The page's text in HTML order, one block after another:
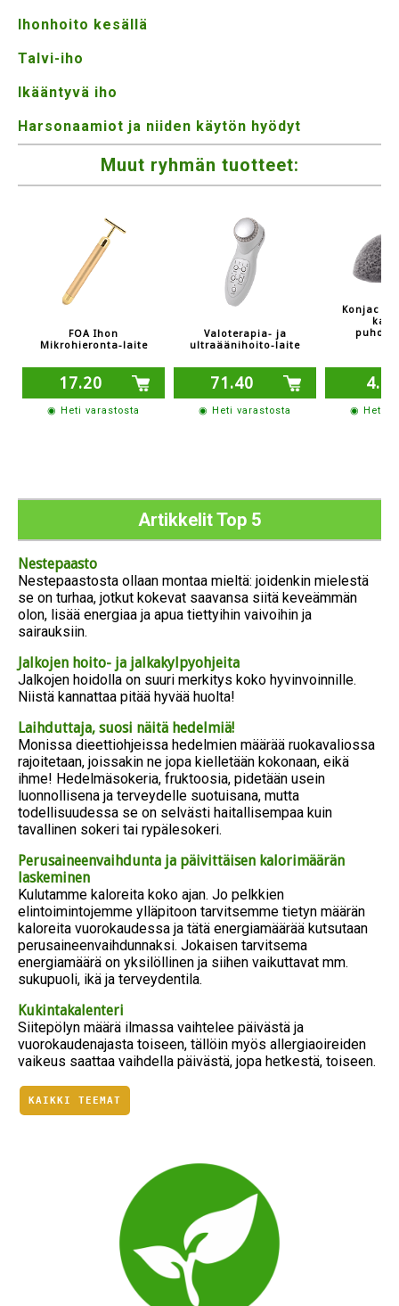
Ihonhoito kesällä
Talvi-iho
Ikääntyvä iho
Harsonaamiot ja niiden käytön hyödyt
Muut ryhmän tuotteet:
FOA Ihon
Mikrohieronta-laite
17.20
◉ Heti varastosta
Valoterapia- ja
ultraäänihoito-laite
71.40
◉ Heti varastosta
Konjac
4.20
◉ Heti
Artikkelit Top 5
Nestepaasto
Nestepaastosta ollaan montaa mieltä: joidenkin mielestä
se on turhaa, jotkut kokevat saavansa siitä keveämmän
olon, lisää energiaa ja apua tiettyihin vaivoihin ja
sairauksiin.
Jalkojen hoito- ja jalkakylpyohjeita
Jalkojen hoidolla on suuri merkitys koko hyvinvoinnille.
Niistä kannattaa pitää hyvää huolta!
Laihduttaja, suosi näitä hedelmiä!
Monissa dieettiohjeissa hedelmien määrää ruokavaliossa
rajoitetaan, joissakin ne jopa kielletään kokonaan, eikä
ihme! Hedelmäsokeria, fruktoosia, pidetään usein
luonnollisena ja terveydelle suotuisana, mutta
todellisuudessa se on selvästi haitallisempaa kuin
tavallinen sokeri tai rypälesokeri.
Perusaineenvaihdunta ja päivittäisen kalorimäärän
laskeminen
Kulutamme kaloreita koko ajan. Jo pelkkien
elintoimintojemme ylläpitoon tarvitsemme tietyn määrän
kaloreita vuorokaudessa ja tätä energiamäärää kutsutaan
perusaineenvaihdunnaksi. Jokaisen tarvitsema
energiamäärä on yksilöllinen ja siihen vaikuttavat mm.
sukupuoli, ikä ja terveydentila.
Kukintakalenteri
Siitepölyn määrä ilmassa vaihtelee päivästä ja
vuorokaudenajasta toiseen, tällöin myös allergiaoireiden
vaikeus saattaa vaihdella päivästä, jopa hetkestä, toiseen.
KAIKKI TEEMAT